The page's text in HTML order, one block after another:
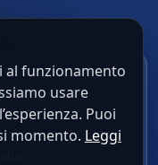
al funzionamento
usare
Puoi
momento. Leggi